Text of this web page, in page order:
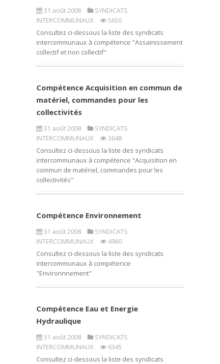
31 août 2008
SYNDICATS
INTERCOMMUNAUX
5650
Consultez ci-dessous la liste des syndicats
intercommunaux à compétence "Assainissement
collectif et non collectif"
Compétence Acquisition en commun de
matériel, commandes pour les
collectivités
31 août 2008
SYNDICATS
INTERCOMMUNAUX
3648
Consultez ci-dessous la liste des syndicats
intercommunaux à compétence "Acquisition en
commun de matériel, commandes pour les
collectivités"
Compétence Environnement
31 août 2008
SYNDICATS
INTERCOMMUNAUX
4960
Consultez ci-dessous la liste des syndicats
intercommunaux à compétence
"Environnnement"
Compétence Eau et Energie
Hydraulique
31 août 2008
SYNDICATS
INTERCOMMUNAUX
6345
Consultez ci-dessous la liste des syndicats